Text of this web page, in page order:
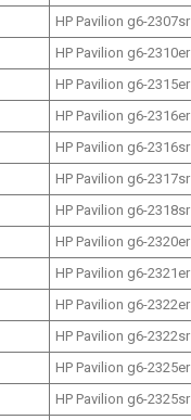
HP Pavilion g6-2307sr
HP Pavilion g6-2310er
HP Pavilion g6-2315er
HP Pavilion g6-2316er
HP Pavilion g6-2316sr
HP Pavilion g6-2317sr
HP Pavilion g6-2318sr
HP Pavilion g6-2320er
HP Pavilion g6-2321er
HP Pavilion g6-2322er
HP Pavilion g6-2322sr
HP Pavilion g6-2325er
HP Pavilion g6-2325sr